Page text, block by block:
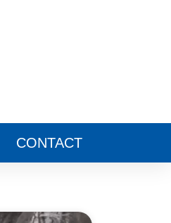
CONTACT